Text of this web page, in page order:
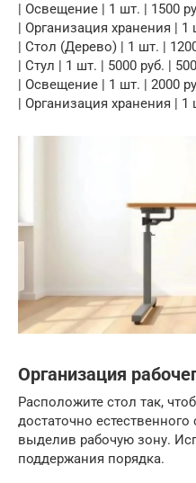
| Освещение | 1 шт. | 1500
| Организация хранения | 1
| Стол (Дерево) | 1 шт. |
| Стул | 1 шт. | 5000 руб. |
| Освещение | 1 шт. | 2000
| Организация хранения | 1
Организация
Расположите стол так,
достаточно
выделив рабочую зону.
поддержания порядка.